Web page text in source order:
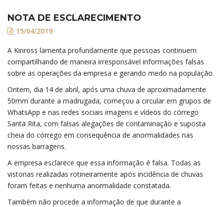
NOTA DE ESCLARECIMENTO
15/04/2019
A Kinross lamenta profundamente que pessoas continuem
compartilhando de maneira irresponsável informações falsas
sobre as operações da empresa e gerando medo na população.
Ontem, dia 14 de abril, após uma chuva de aproximadamente
50mm durante a madrugada, começou a circular em grupos de
WhatsApp e nas redes sociais imagens e vídeos do córrego
Santa Rita, com falsas alegações de contaminação e suposta
cheia do córrego em consequência de anormalidades nas
nossas barragens.
A empresa esclarece que essa informação é falsa. Todas as
vistorias realizadas rotineiramente após incidência de chuvas
foram feitas e nenhuma anormalidade constatada.
Também não procede a informação de que durante a